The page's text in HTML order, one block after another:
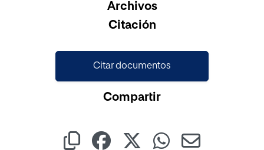
Archivos
Citación
Citar documentos
Compartir